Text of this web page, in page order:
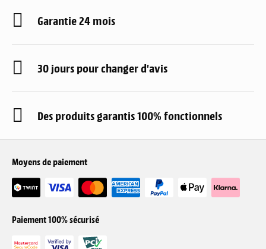
Garantie 24 mois
30 jours pour changer d'avis
Des produits garantis 100% fonctionnels
Moyens de paiement
Paiement 100% sécurisé